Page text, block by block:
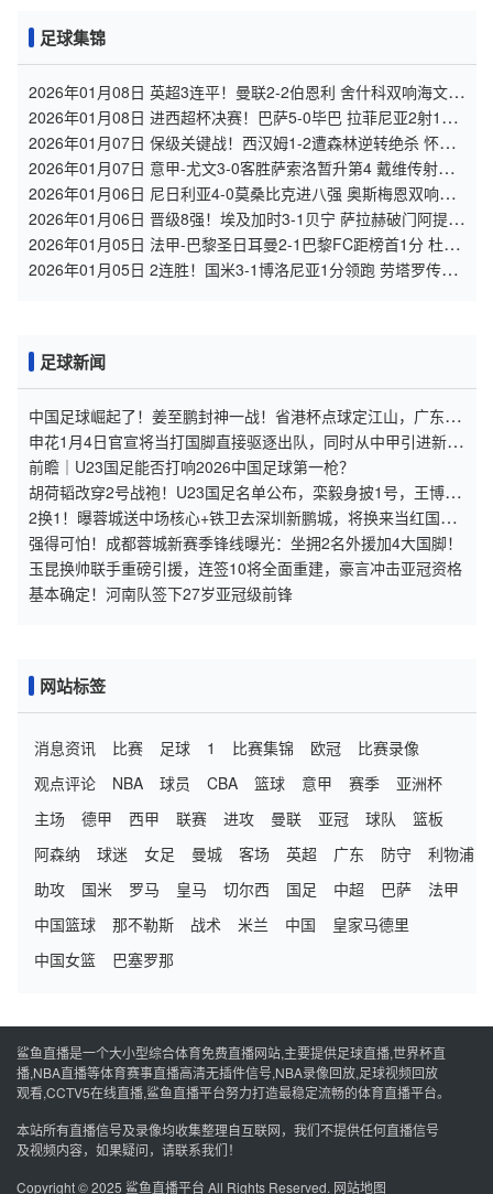
足球集锦
2026年01月08日 英超3连平！曼联2-2伯恩利 舍什科双响海文乌
龙 弗莱彻无缘开门红
2026年01月08日 进西超杯决赛！巴萨5-0毕巴 拉菲尼亚2射1传
费尔明巴德吉2传1射
2026年01月07日 保级关键战！西汉姆1-2遭森林逆转绝杀 怀特
89分钟点射制胜
2026年01月07日 意甲-尤文3-0客胜萨索洛暂升第4 戴维传射米
雷蒂破门卡卢卢造乌龙
2026年01月06日 尼日利亚4-0莫桑比克进八强 奥斯梅恩双响卢
克曼、亚当斯1射2传
2026年01月06日 晋级8强！埃及加时3-1贝宁 萨拉赫破门阿提亚
传射 马尔穆什失单刀
2026年01月05日 法甲-巴黎圣日耳曼2-1巴黎FC距榜首1分 杜埃
破门登贝莱建功
2026年01月05日 2连胜！国米3-1博洛尼亚1分领跑 劳塔罗传射
足球新闻
中国足球崛起了！姜至鹏封神一战！省港杯点球定江山，广东足
球的热血剧本杀疯了！
申花1月4日官宣将当打国脚直接驱逐出队，同时从中甲引进新援
顶替他，球迷直言有些看不懂
前瞻｜U23国足能否打响2026中国足球第一枪？
胡荷韬改穿2号战袍！U23国足名单公布，栾毅身披1号，王博豪
变13号
2换1！曝蓉城送中场核心+铁卫去深圳新鹏城，将换来当红国脚
前锋
强得可怕！成都蓉城新赛季锋线曝光：坐拥2名外援加4大国脚！
玉昆换帅联手重磅引援，连签10将全面重建，豪言冲击亚冠资格
基本确定！河南队签下27岁亚冠级前锋
网站标签
消息资讯 比赛 足球 1 比赛集锦 欧冠
比赛录像
观点评论
NBA 球员 CBA 篮球 意甲 赛季
亚洲杯
主场
德甲 西甲 联赛 进攻 曼联 亚冠 球队
篮板
阿森纳
球迷 女足 曼城 客场 英超 广东 防守
利物浦
助攻
国米 罗马 皇马 切尔西 国足 中超 巴萨
法甲
中国篮球
那不勒斯 战术 米兰 中国
皇家马德里
中国女篮
巴塞罗那
鲨鱼直播是一个大小型综合体育免费直播网站,主要提供足球直播,世界杯直
播,NBA直播等体育赛事直播高清无插件信号,NBA录像回放,足球视频回放
观看,CCTV5在线直播,鲨鱼直播平台努力打造最稳定流畅的体育直播平台。
本站所有直播信号及录像均收集整理自互联网，我们不提供任何直播信号
及视频内容，如果疑问，请联系我们！
Copyright © 2025 鲨鱼直播平台 All Rights Reserved. 网站地图